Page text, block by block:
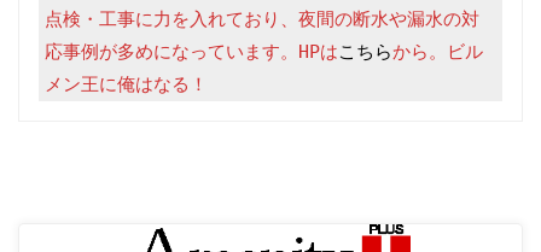
点検・工事に力を入れており、夜間の断水や漏水の対
応事例が多めになっています。HPはこちらから。ビル
メン王に俺はなる！